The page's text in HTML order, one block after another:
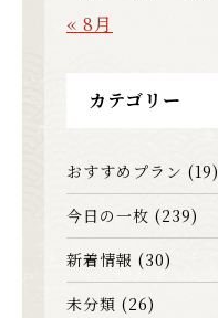
« 8月
カテゴリー
おすすめプラン (19)
今日の一枚 (239)
新着情報 (30)
未分類 (26)